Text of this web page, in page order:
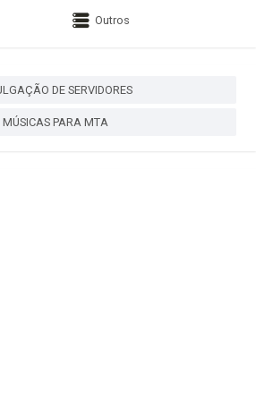
Outros
DE SERVIDORES
MÚSICAS PARA MTA